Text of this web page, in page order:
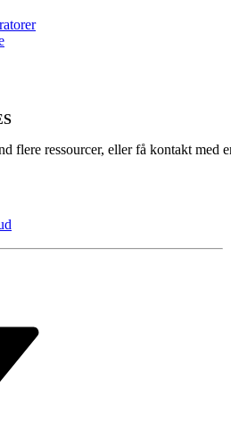
flere ressourcer, eller få kontakt med